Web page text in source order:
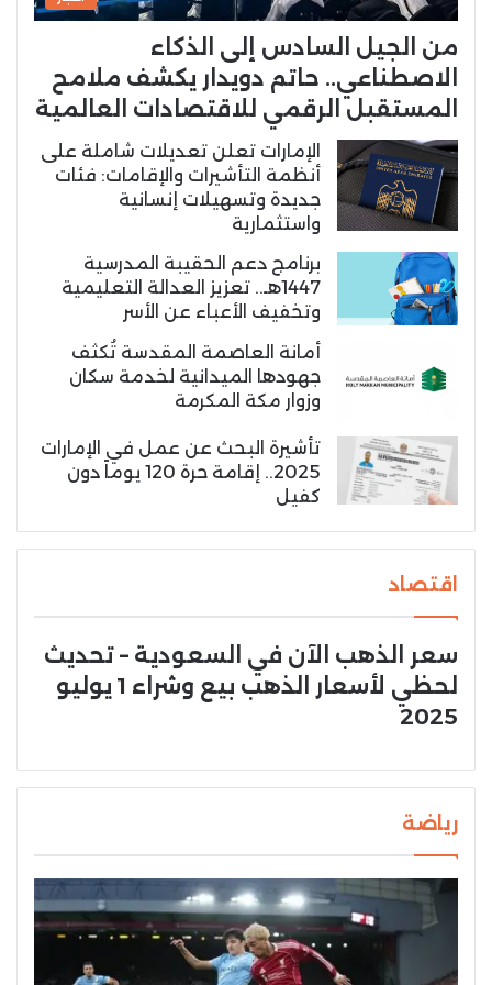
من الجيل السادس إلى الذكاء
الاصطناعي.. حاتم دويدار يكشف ملامح
المستقبل الرقمي للاقتصادات العالمية
الإمارات تعلن تعديلات شاملة على
أنظمة التأشيرات والإقامات: فئات
جديدة وتسهيلات إنسانية
واستثمارية
برنامج دعم الحقيبة المدرسية
1447هـ.. تعزيز العدالة التعليمية
وتخفيف الأعباء عن الأسر
أمانة العاصمة المقدسة تُكثف
جهودها الميدانية لخدمة سكان
وزوار مكة المكرمة
تأشيرة البحث عن عمل في الإمارات
2025.. إقامة حرة 120 يوماً دون
كفيل
اقتصاد
سعر الذهب الآن في السعودية – تحديث
لحظي لأسعار الذهب بيع وشراء 1 يوليو
2025
رياضة